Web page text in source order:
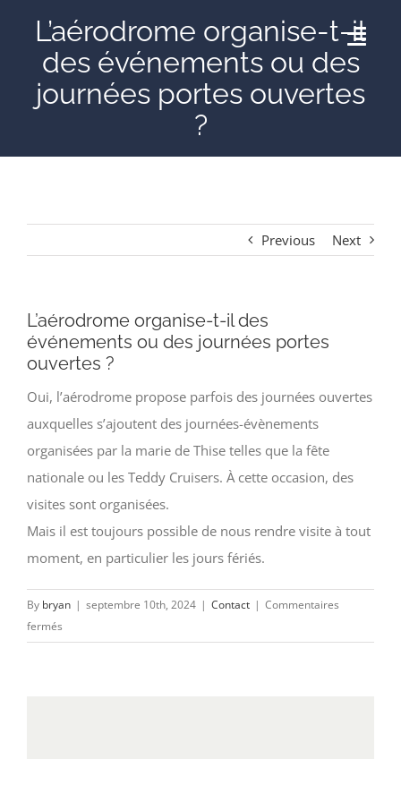
content
Accueil
AGENDA
CONTACT
L’aérodrome organise-t-il
des événements ou des
journées portes ouvertes
?
Previous Next
L’aérodrome organise-t-il des
événements ou des journées portes
ouvertes ?
Oui, l’aérodrome propose parfois des journées ouvertes
auxquelles s’ajoutent des journées-évènements
organisées par la marie de Thise telles que la fête
nationale ou les Teddy Cruisers. À cette occasion, des
visites sont organisées.
Mais il est toujours possible de nous rendre visite à tout
moment, en particulier les jours fériés.
By bryan | septembre 10th, 2024 | Contact | Commentaires
fermés
L’aérodrome